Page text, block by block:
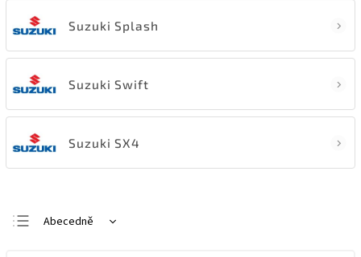
Suzuki Splash
Suzuki Swift
Suzuki SX4
Abecedně